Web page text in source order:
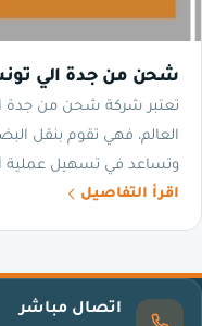
شحن من جدة الي
تعتبر شركة شحن من جدة
العالم، فهي تقوم بنقل
وتساعد في تسهيل عملية
اقرأ التفاصيل
اتصال مباشر